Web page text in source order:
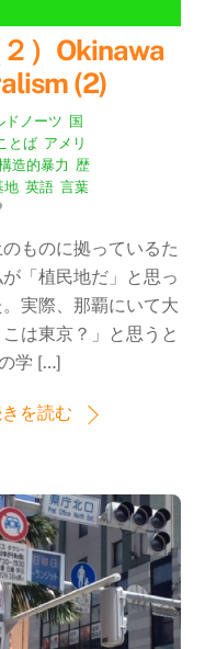
）Okinawa
(2)
ドノーツ 国
とば アメリ
造的暴力 歴
地, 英語, 言葉,
ものに拠っているた
「植民地だ」と思っ
実際、那覇にいて大
は東京？」と思うと
学 […]
を読む